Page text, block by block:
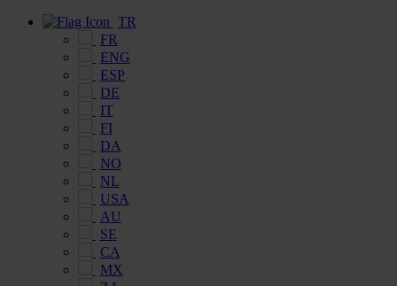
TR
FR
ENG
ESP
DE
IT
FI
DA
NO
NL
USA
AU
SE
CA
MX